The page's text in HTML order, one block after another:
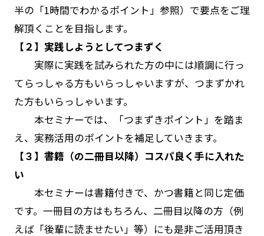
半の「1時間でわかるポイント」参照）で要点をご理
解頂くことを目指します。
【２】実践しようとしてつまずく
実際に実践を試みられた方の中には順調に行っ
てらっしゃる方もいらっしゃいますが、つまずかれ
た方もいらっしゃいます。
本セミナーでは、「つまずきポイント」を踏ま
え、実務活用のポイントを補足していきます。
【３】書籍（の二冊目以降）コスパ良く手に入れた
い
本セミナーは書籍付きで、かつ書籍と同じ定価
です。一冊目の方はもちろん、二冊目以降の方（例
えば「後輩に読ませたい」等）にも是非ご活用頂き